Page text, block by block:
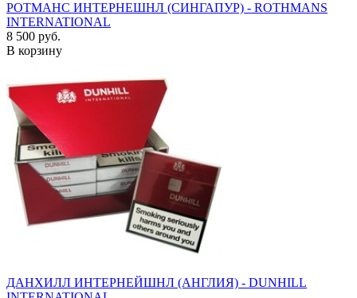
РОТМАНС ИНТЕРНЕШНЛ (СИНГАПУР) - ROTHMANS
INTERNATIONAL
8 500 руб.
В корзину
ДАНХИЛЛ ИНТЕРНЕЙШНЛ (АНГЛИЯ) - DUNHILL